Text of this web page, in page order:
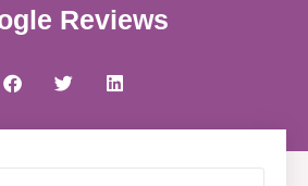
Reviews